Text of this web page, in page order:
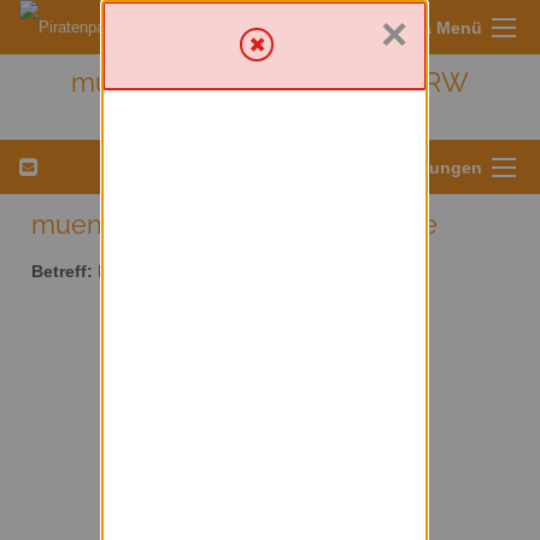
Sympa Menü
muenster - Kreis Münster/ NRW
Menü für Listeneinstellungen
muenster AT lists.piratenpartei.de
Betreff:
×